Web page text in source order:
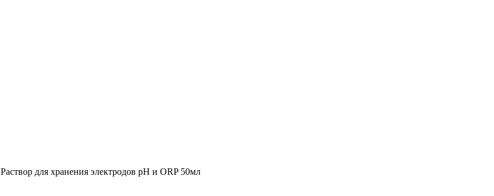
Раствор для хранения электродов pH и ORP 50мл